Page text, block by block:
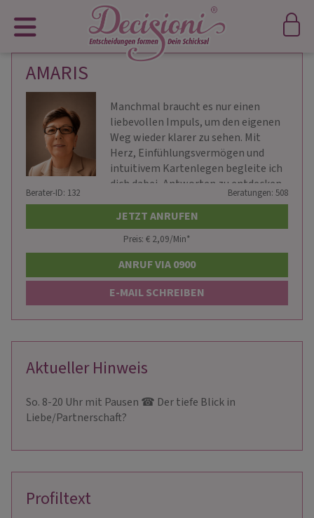
AMARIS
Manchmal braucht es nur einen
liebevollen Impuls, um den eigenen
Weg wieder klarer zu sehen. Mit
Herz, Einfühlungsvermögen und
intuitivem Kartenlegen begleite ich
dich dabei, Antworten zu entdecken
Berater-ID: 132 Beratungen: 508
JETZT ANRUFEN
Preis: € 2,09/Min*
ANRUF VIA 0900
E-MAIL SCHREIBEN
Aktueller Hinweis
So. 8-20 Uhr mit Pausen ☎ ️Der tiefe Blick in
Liebe/Partnerschaft?
Profiltext